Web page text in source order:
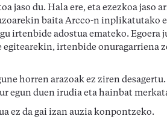
jaso du. Hala ere, eta ezezkoa jaso
baita Arcco-n inplikatutako
irtenbide adostua emateko. Egoera
egitearekin, irtenbide onuragarriena
horren arazoak ez ziren
egun duen irudia eta hainbat
ez da gai izan auzia konpontzeko.